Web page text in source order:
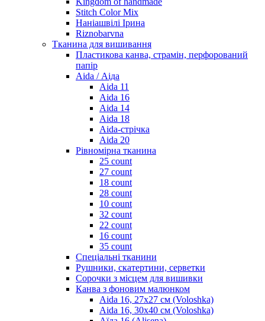
Stitch Color Mix
Наніашвілі Ірина
Riznobarvna
Тканина для вишивання
Пластикова канва, страмін, перфорований
папір
Aida / Аіда
Aida 11
Aida 16
Aida 14
Aida 18
Aida-стрічка
Aida 20
Рівномірна тканина
25 count
27 count
18 count
28 count
10 count
32 count
22 count
16 count
35 count
Спеціальні тканини
Рушники, скатертини, серветки
Сорочки з місцем для вишивки
Канва з фоновим малюнком
Aida 16, 27х27 см (Voloshka)
Aida 16, 30х40 см (Voloshka)